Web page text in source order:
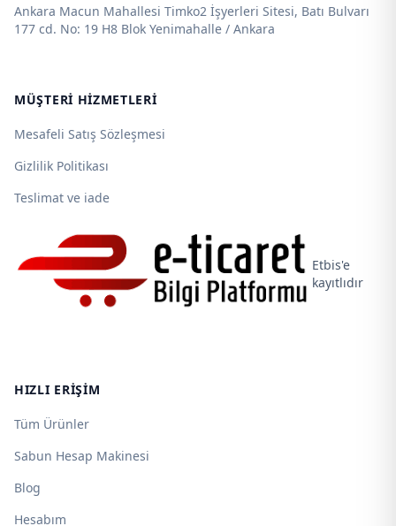
Ankara Macun Mahallesi Timko2 İşyerleri Sitesi, Batı Bulvarı
177 cd. No: 19 H8 Blok Yenimahalle / Ankara
MÜŞTERI HIZMETLERI
Mesafeli Satış Sözleşmesi
Gizlilik Politikası
Teslimat ve iade
Etbis'e
kayıtlıdır
HIZLI ERIŞIM
Tüm Ürünler
Sabun Hesap Makinesi
Blog
Hesabım